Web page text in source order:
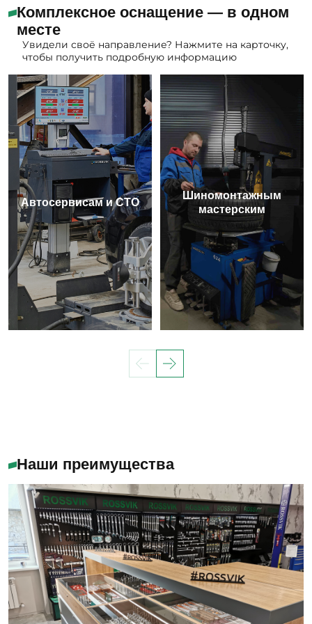
Комплексное оснащение — в одном
месте
Увидели своё направление? Нажмите на карточку,
чтобы получить подробную информацию
Автосервисам и СТО
Шиномонтажным
мастерским
Наши преимущества